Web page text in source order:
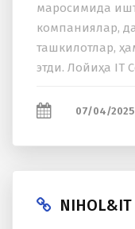
маросимида
компаниялар,
ташкилотлар,
этди. Лойиҳа IT
Республикаси
07/04/2025